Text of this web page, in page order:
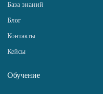
База знаний
Блог
Контакты
Кейсы
Обучение